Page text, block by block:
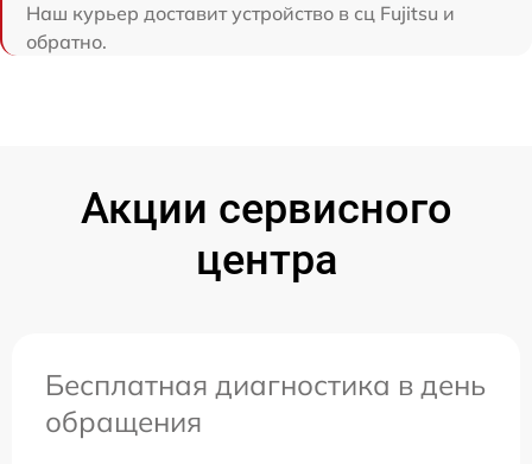
Наш курьер доставит устройство в сц Fujitsu и
обратно.
Акции сервисного
центра
Бесплатная диагностика в день
обращения